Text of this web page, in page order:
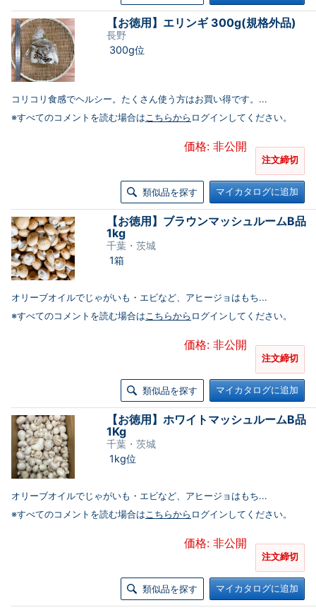
【お徳用】エリンギ 300g(規格外品)
長野
300g位
コリコリ食感でヘルシー。たくさん使う方はお買い得です。...
※すべてのコメントを読む場合はこちらから ログインしてください。
価格: 非公開
注文締切
類似品を探す マイカタログに追加
【お徳用】ブラウンマッシュルームB品
1kg
千葉・茨城
1箱
オリーブオイルでじゃがいも・エビなど、アヒージョはもち...
※すべてのコメントを読む場合はこちらから ログインしてください。
価格: 非公開
注文締切
類似品を探す マイカタログに追加
【お徳用】ホワイトマッシュルームB品
1Kg
千葉・茨城
1kg位
オリーブオイルでじゃがいも・エビなど、アヒージョはもち...
※すべてのコメントを読む場合はこちらから ログインしてください。
価格: 非公開
注文締切
類似品を探す マイカタログに追加